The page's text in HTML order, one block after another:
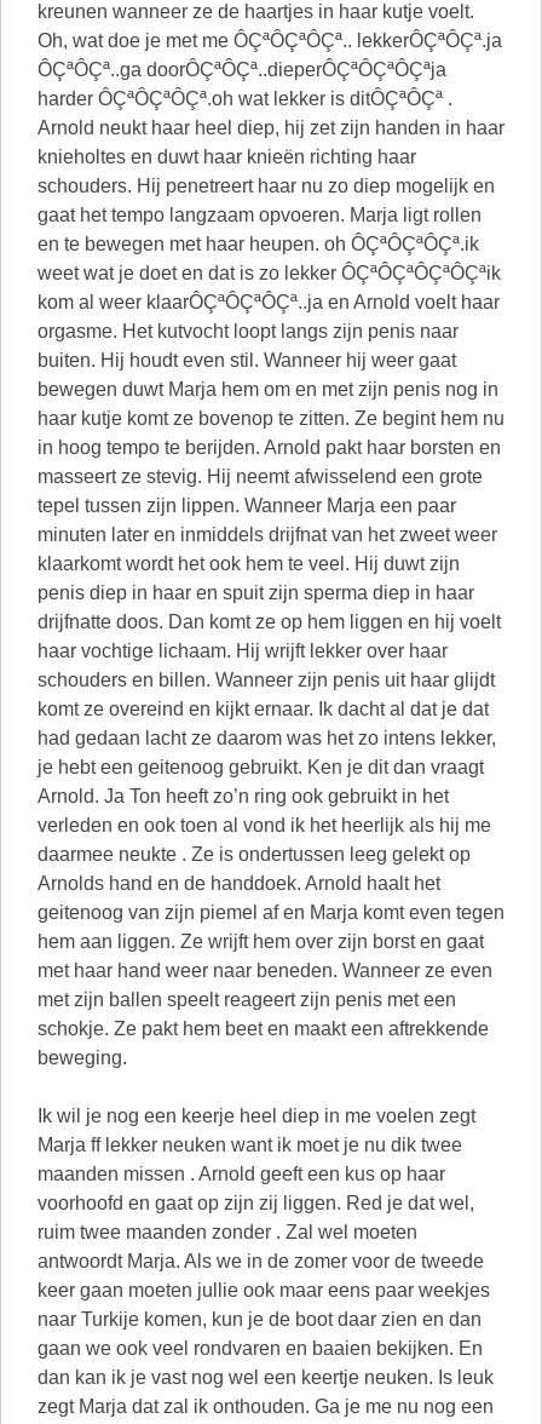
kreunen wanneer ze de haartjes in haar kutje voelt.
Oh, wat doe je met me ÔÇªÔÇªÔÇª.. lekkerÔÇªÔÇª.ja
ÔÇªÔÇª..ga doorÔÇªÔÇª..dieperÔÇªÔÇªÔÇªja
harder ÔÇªÔÇªÔÇª.oh wat lekker is ditÔÇªÔÇª .
Arnold neukt haar heel diep, hij zet zijn handen in haar
knieholtes en duwt haar knieën richting haar
schouders. Hij penetreert haar nu zo diep mogelijk en
gaat het tempo langzaam opvoeren. Marja ligt rollen
en te bewegen met haar heupen. oh ÔÇªÔÇªÔÇª.ik
weet wat je doet en dat is zo lekker ÔÇªÔÇªÔÇªÔÇªik
kom al weer klaarÔÇªÔÇªÔÇª..ja en Arnold voelt haar
orgasme. Het kutvocht loopt langs zijn penis naar
buiten. Hij houdt even stil. Wanneer hij weer gaat
bewegen duwt Marja hem om en met zijn penis nog in
haar kutje komt ze bovenop te zitten. Ze begint hem nu
in hoog tempo te berijden. Arnold pakt haar borsten en
masseert ze stevig. Hij neemt afwisselend een grote
tepel tussen zijn lippen. Wanneer Marja een paar
minuten later en inmiddels drijfnat van het zweet weer
klaarkomt wordt het ook hem te veel. Hij duwt zijn
penis diep in haar en spuit zijn sperma diep in haar
drijfnatte doos. Dan komt ze op hem liggen en hij voelt
haar vochtige lichaam. Hij wrijft lekker over haar
schouders en billen. Wanneer zijn penis uit haar glijdt
komt ze overeind en kijkt ernaar. Ik dacht al dat je dat
had gedaan lacht ze daarom was het zo intens lekker,
je hebt een geitenoog gebruikt. Ken je dit dan vraagt
Arnold. Ja Ton heeft zo’n ring ook gebruikt in het
verleden en ook toen al vond ik het heerlijk als hij me
daarmee neukte . Ze is ondertussen leeg gelekt op
Arnolds hand en de handdoek. Arnold haalt het
geitenoog van zijn piemel af en Marja komt even tegen
hem aan liggen. Ze wrijft hem over zijn borst en gaat
met haar hand weer naar beneden. Wanneer ze even
met zijn ballen speelt reageert zijn penis met een
schokje. Ze pakt hem beet en maakt een aftrekkende
beweging.
Ik wil je nog een keerje heel diep in me voelen zegt
Marja ff lekker neuken want ik moet je nu dik twee
maanden missen . Arnold geeft een kus op haar
voorhoofd en gaat op zijn zij liggen. Red je dat wel,
ruim twee maanden zonder . Zal wel moeten
antwoordt Marja. Als we in de zomer voor de tweede
keer gaan moeten jullie ook maar eens paar weekjes
naar Turkije komen, kun je de boot daar zien en dan
gaan we ook veel rondvaren en baaien bekijken. En
dan kan ik je vast nog wel een keertje neuken. Is leuk
zegt Marja dat zal ik onthouden. Ga je me nu nog een